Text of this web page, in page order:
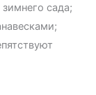
сада;